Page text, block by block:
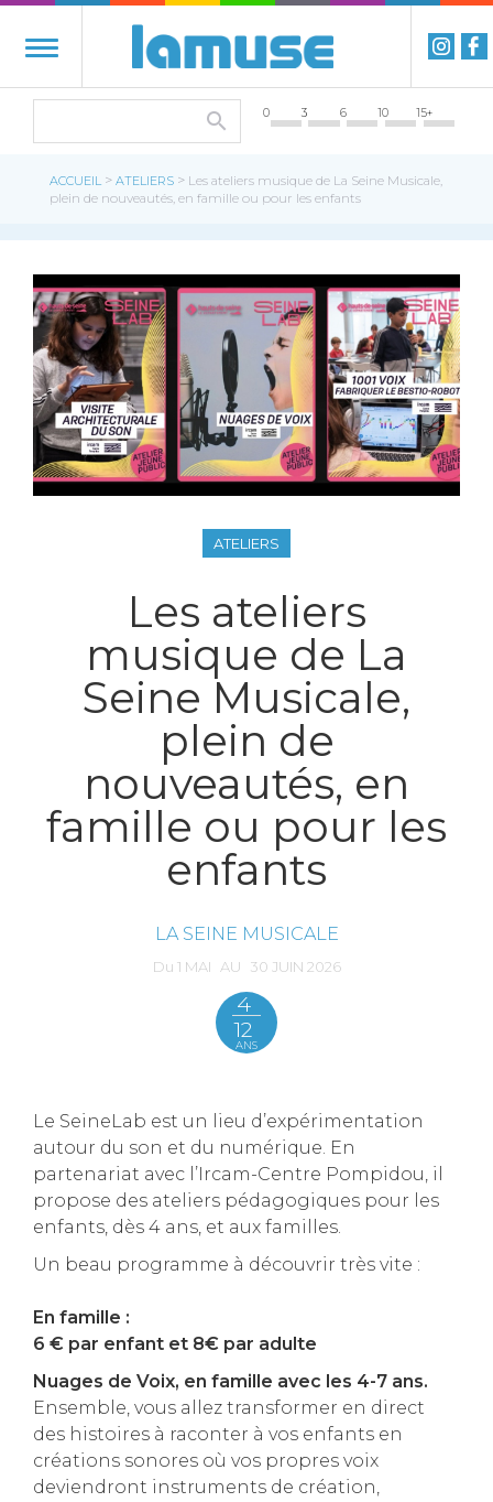
0 3 6 10 15+
ACCUEIL > ATELIERS > Les ateliers musique de La Seine Musicale,
plein de nouveautés, en famille ou pour les enfants
ATELIERS
Les ateliers
musique de La
Seine Musicale,
plein de
nouveautés, en
famille ou pour les
enfants
LA SEINE MUSICALE
Du 1 MAI AU 30 JUIN 2026
4
12
ANS
Le SeineLab est un lieu d’expérimentation
autour du son et du numérique. En
partenariat avec l’Ircam-Centre Pompidou, il
propose des ateliers pédagogiques pour les
enfants, dès 4 ans, et aux familles.
Un beau programme à découvrir très vite :
En famille :
6 € par enfant et 8€ par adulte
Nuages de Voix, en famille avec les 4-7 ans.
Ensemble, vous allez transformer en direct
des histoires à raconter à vos enfants en
créations sonores où vos propres voix
deviendront instruments de création,